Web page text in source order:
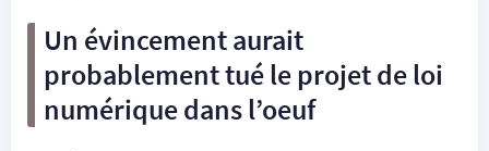
Un évincement aurait
probablement tué le projet de loi
numérique dans l’oeuf